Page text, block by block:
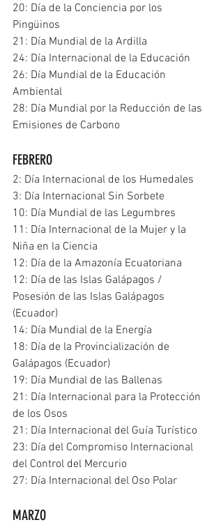
20: Día de la Conciencia por los
Pingüinos
21: Día Mundial de la Ardilla
24: Día Internacional de la Educación
26: Día Mundial de la Educación
Ambiental
28: Día Mundial por la Reducción de las
Emisiones de Carbono
FEBRERO
2: Día Internacional de los Humedales
3: Día Internacional Sin Sorbete
10: Día Mundial de las Legumbres
11: Día Internacional de la Mujer y la
Niña en la Ciencia
12: Día de la Amazonía Ecuatoriana
12: Día de las Islas Galápagos /
Posesión de las Islas Galápagos
(Ecuador)
14: Día Mundial de la Energía
18: Día de la Provincialización de
Galápagos (Ecuador)
19: Día Mundial de las Ballenas
21: Día Internacional para la Protección
de los Osos
21: Día Internacional del Guía Turístico
23: Día del Compromiso Internacional
del Control del Mercurio
27: Día Internacional del Oso Polar
MARZO